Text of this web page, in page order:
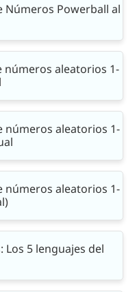
Números Powerball al
números aleatorios 1-
números aleatorios 1-
números aleatorios 1-
Los 5 lenguajes del